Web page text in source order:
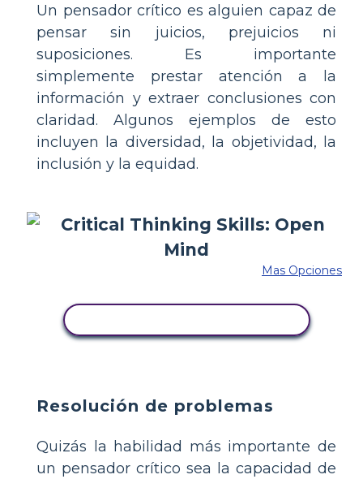
Un pensador crítico es alguien capaz de
pensar sin juicios, prejuicios ni
suposiciones. Es importante
simplemente prestar atención a la
información y extraer conclusiones con
claridad. Algunos ejemplos de esto
incluyen la diversidad, la objetividad, la
inclusión y la equidad.
Mas Opciones
Resolución de problemas
Quizás la habilidad más importante de
un pensador crítico sea la capacidad de